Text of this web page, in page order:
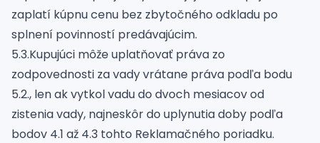
zaplatí kúpnu cenu bez zbytočného odkladu po
splnení povinností predávajúcim.
5.3.Kupujúci môže uplatňovať práva zo
zodpovednosti za vady vrátane práva podľa bodu
5.2., len ak vytkol vadu do dvoch mesiacov od
zistenia vady, najneskôr do uplynutia doby podľa
bodov 4.1 až 4.3 tohto Reklamačného poriadku.